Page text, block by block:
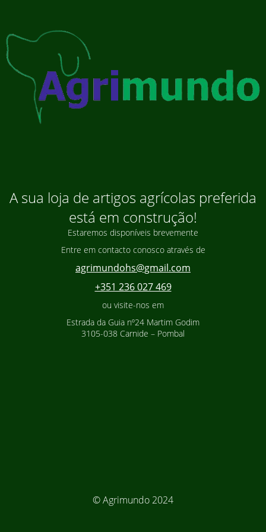
A sua loja de artigos agrícolas preferida
está em construção!
Estaremos disponíveis brevemente
Entre em contacto conosco através de
agrimundohs@gmail.com
+351 236 027 469
ou visite-nos em
Estrada da Guia nº24 Martim Godim
3105-038 Carnide – Pombal
© Agrimundo 2024